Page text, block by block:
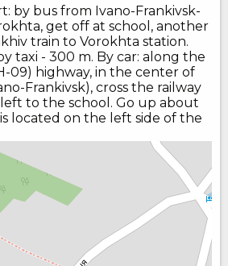
by bus from Ivano-Frankivsk-
get off at school, another
train to Vorokhta station.
taxi - 300 m. By car: along the
09) highway, in the center of
Frankivsk), cross the railway
to the school. Go up about
located on the left side of the